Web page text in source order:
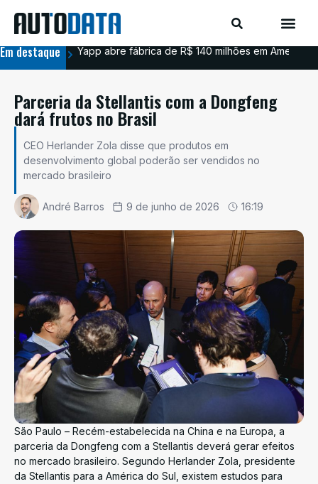
Em destaque Yapp abre fábrica de R$ 140 milhões em
Parceria da Stellantis com a Dongfeng
dará frutos no Brasil
CEO Herlander Zola disse que produtos em
desenvolvimento global poderão ser vendidos no
mercado brasileiro
André Barros 9 de junho de 2026 16:19
São Paulo – Recém-estabelecida na China e na Europa, a
parceria da Dongfeng com a Stellantis deverá gerar efeitos
no mercado brasileiro. Segundo Herlander Zola, presidente
da Stellantis para a América do Sul, existem estudos para